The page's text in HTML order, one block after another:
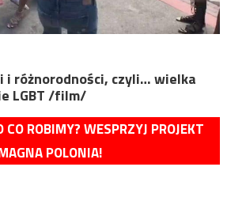
i różnorodności, czyli… wielka
LGBT /film/
CO ROBIMY? WESPRZYJ PROJEKT
POLONIA!